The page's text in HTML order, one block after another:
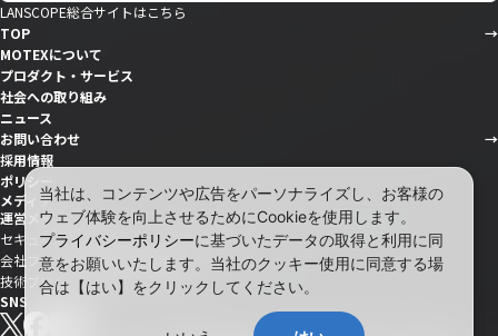
LANSCOPE総合サイトはこちら
TOP
MOTEXについて
プロダクト・サービス
社会への取り組み
ニュース
お問い合わせ
採用情報
ポリシー
メディア
運営メディア
セキュリティ情報サイト「wiz LANCOPE」
会社ブログ「MOTEX公式note」
技術ブログ「MOTEX TECH BLOG」
SNS
当社は、コンテンツや広告をパーソナライズし、お客様の
ウェブ体験を向上させるためにCookieを使用します。
プライバシーポリシーに基づいたデータの取得と利用に同
意をお願いいたします。当社のクッキー使用に同意する場
合は【はい】をクリックしてください。